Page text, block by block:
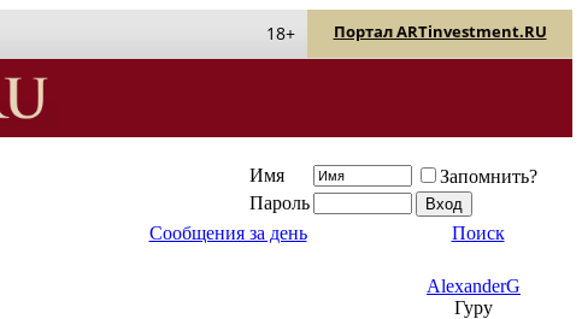
Портал ARTinvestment.RU
18+
Имя
Запомнить?
Пароль
Сообщения за день Поиск
AlexanderG
Гуру